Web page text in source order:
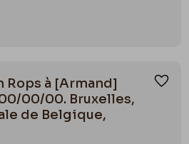
à [Armand]
00/00. Bruxelles,
de Belgique,